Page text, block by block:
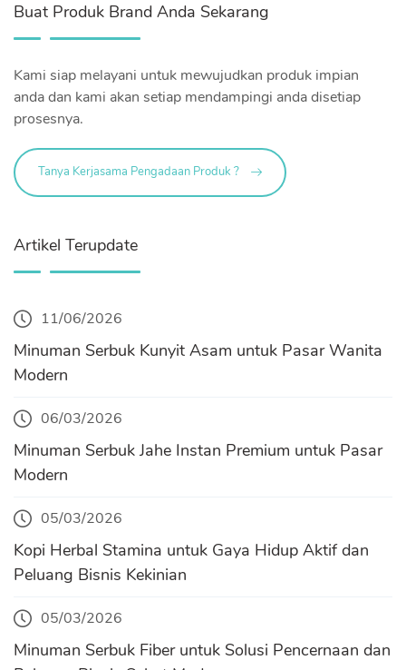
Buat Produk Brand Anda Sekarang
Kami siap melayani untuk mewujudkan produk impian
anda dan kami akan setiap mendampingi anda disetiap
prosesnya.
Tanya Kerjasama Pengadaan Produk ?
Artikel Terupdate
11/06/2026
Minuman Serbuk Kunyit Asam untuk Pasar Wanita
Modern
06/03/2026
Minuman Serbuk Jahe Instan Premium untuk Pasar
Modern
05/03/2026
Kopi Herbal Stamina untuk Gaya Hidup Aktif dan
Peluang Bisnis Kekinian
05/03/2026
Minuman Serbuk Fiber untuk Solusi Pencernaan dan